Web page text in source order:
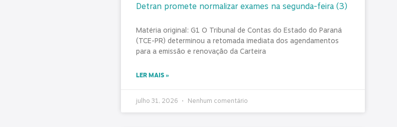
Detran promete normalizar exames na segunda-feira (3)
Matéria original: G1 O Tribunal de Contas do Estado do Paraná
(TCE-PR) determinou a retomada imediata dos agendamentos
para a emissão e renovação da Carteira
LER MAIS »
julho 31, 2026 Nenhum comentário